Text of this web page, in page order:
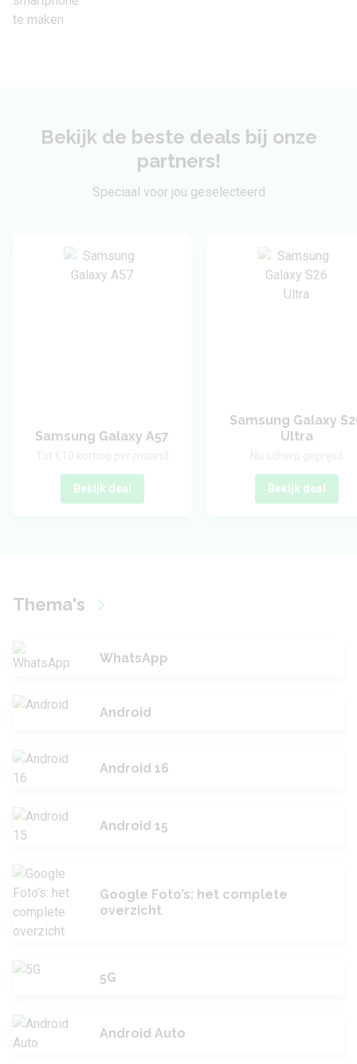
Bekijk de beste deals bij onze
partners!
Speciaal voor jou geselecteerd
Samsung Galaxy A57
Bekijk deal
Samsung Galaxy
Ultra
Bekijk deal
Thema's
WhatsApp
Android
Android 16
Android 15
Google Foto’s: het complete
overzicht
5G
Android Auto